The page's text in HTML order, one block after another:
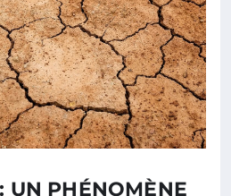
UN PHÉNOMÈNE